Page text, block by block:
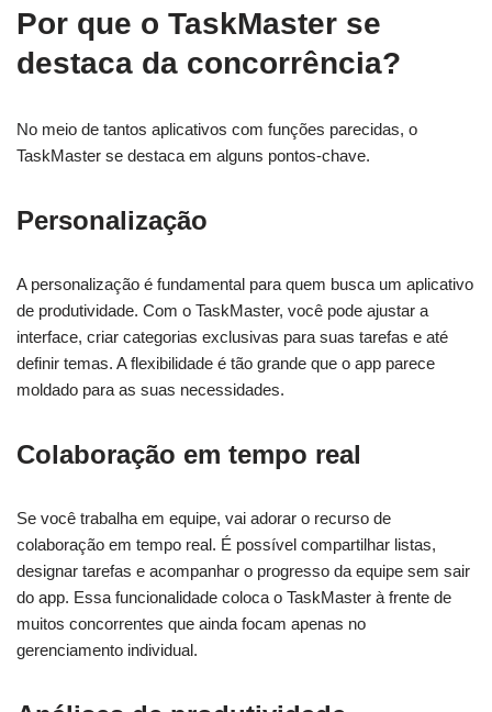
Por que o TaskMaster se
destaca da concorrência?
No meio de tantos aplicativos com funções parecidas, o
TaskMaster se destaca em alguns pontos-chave.
Personalização
A personalização é fundamental para quem busca um aplicativo
de produtividade. Com o TaskMaster, você pode ajustar a
interface, criar categorias exclusivas para suas tarefas e até
definir temas. A flexibilidade é tão grande que o app parece
moldado para as suas necessidades.
Colaboração em tempo real
Se você trabalha em equipe, vai adorar o recurso de
colaboração em tempo real. É possível compartilhar listas,
designar tarefas e acompanhar o progresso da equipe sem sair
do app. Essa funcionalidade coloca o TaskMaster à frente de
muitos concorrentes que ainda focam apenas no
gerenciamento individual.